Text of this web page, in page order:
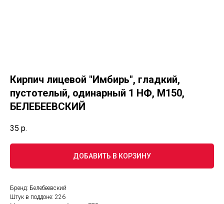
Кирпич лицевой "Имбирь", гладкий,
пустотелый, одинарный 1 НФ, М150,
БЕЛЕБЕЕВСКИЙ
35 р.
ДОБАВИТЬ В КОРЗИНУ
Бренд: Белебеевский
Штук в поддоне: 226